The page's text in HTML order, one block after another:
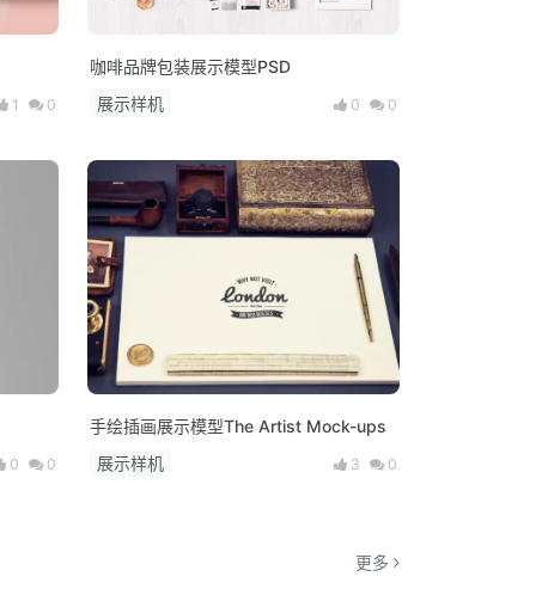
1 0
咖啡品牌包装展示模型PSD
展示样机
0 0
0 0
手绘插画展示模型The Artist Mock-ups
展示样机
3 0
更多